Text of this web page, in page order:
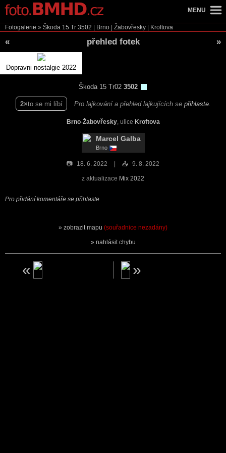
Fotogalerie » Škoda 15 Tr 3502 Brno Žabovřesky Kroftova
« přehled fotek »
Dopravni nostalgie 2022
Škoda 15 Tr02 3502
2 to se mi líbí Pro lajkování a přehled lajkujících se přihlaste.
Brno-Žabovřesky, ulice Kroftova
Marcel Galba
Brno
📷 18. 6. 2022 📤 9. 8. 2022
z aktualizace Mix 2022
Pro přidání komentáře se přihlaste
zobrazit mapu (souřadnice nezadány)
nahlásit chybu
MENU